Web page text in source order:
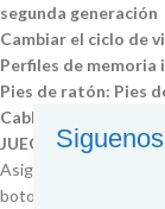
segunda generación
Cambiar el ciclo de
Perfiles de memoria
Pies de ratón: Pies
Cable: Cable
JUEGA A TU MANERA
Asigne todas sus
botones de fácil